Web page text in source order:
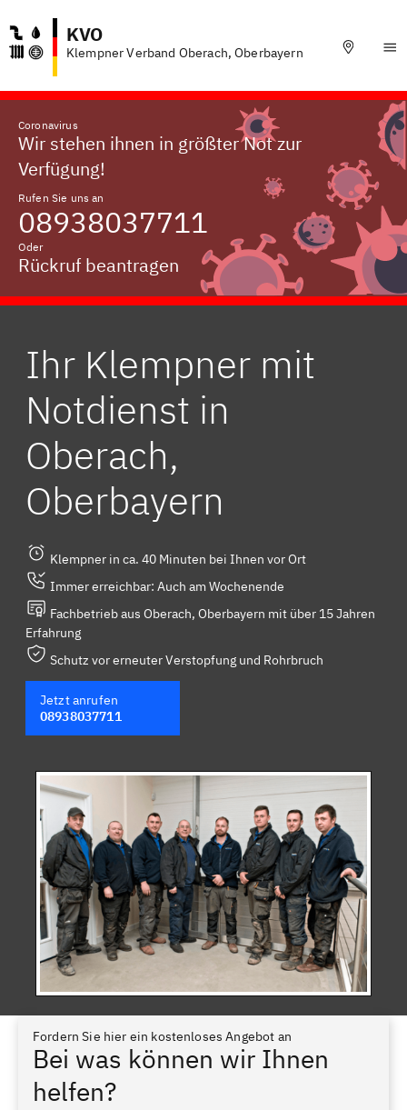
KVO
Klempner Verband Oberach, Oberbayern
Coronavirus
Wir stehen ihnen in größter Not zur
Verfügung!
Rufen Sie uns an
08938037711
Oder
Rückruf beantragen
Ihr Klempner mit
Notdienst in
Oberach,
Oberbayern
Klempner in ca. 40 Minuten bei Ihnen vor Ort
Immer erreichbar: Auch am Wochenende
Fachbetrieb aus Oberach, Oberbayern mit über 15 Jahren
Erfahrung
Schutz vor erneuter Verstopfung und Rohrbruch
Jetzt anrufen
08938037711
Fordern Sie hier ein kostenloses Angebot an
Bei was können wir Ihnen
helfen?